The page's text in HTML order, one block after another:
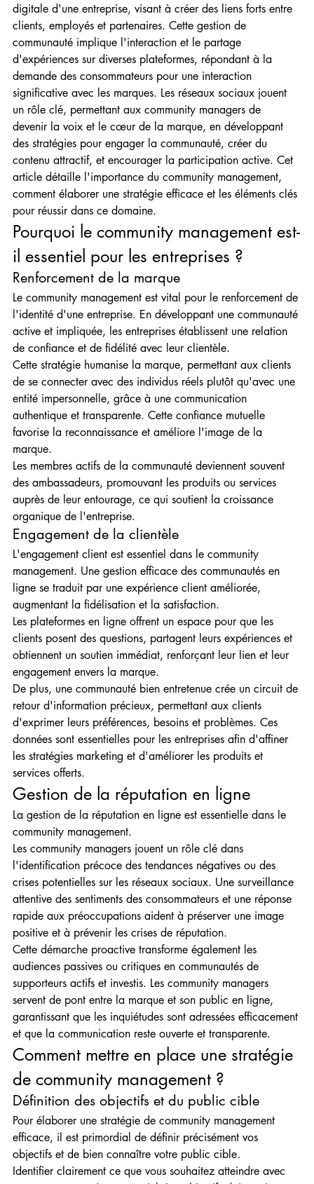
digitale d'une entreprise, visant à créer des liens forts entre
clients, employés et partenaires. Cette gestion de
communauté implique l'interaction et le partage
d'expériences sur diverses plateformes, répondant à la
demande des consommateurs pour une interaction
significative avec les marques. Les réseaux sociaux jouent
un rôle clé, permettant aux community managers de
devenir la voix et le cœur de la marque, en développant
des stratégies pour engager la communauté, créer du
contenu attractif, et encourager la participation active. Cet
article détaille l'importance du community management,
comment élaborer une stratégie efficace et les éléments clés
pour réussir dans ce domaine.
Pourquoi le community management est-
il essentiel pour les entreprises ?
Renforcement de la marque
Le community management est vital pour le renforcement de
l'identité d'une entreprise. En développant une communauté
active et impliquée, les entreprises établissent une relation
de confiance et de fidélité avec leur clientèle.
Cette stratégie humanise la marque, permettant aux clients
de se connecter avec des individus réels plutôt qu'avec une
entité impersonnelle, grâce à une communication
authentique et transparente. Cette confiance mutuelle
favorise la reconnaissance et améliore l'image de la
marque.
Les membres actifs de la communauté deviennent souvent
des ambassadeurs, promouvant les produits ou services
auprès de leur entourage, ce qui soutient la croissance
organique de l'entreprise.
Engagement de la clientèle
L'engagement client est essentiel dans le community
management. Une gestion efficace des communautés en
ligne se traduit par une expérience client améliorée,
augmentant la fidélisation et la satisfaction.
Les plateformes en ligne offrent un espace pour que les
clients posent des questions, partagent leurs expériences et
obtiennent un soutien immédiat, renforçant leur lien et leur
engagement envers la marque.
De plus, une communauté bien entretenue crée un circuit de
retour d'information précieux, permettant aux clients
d'exprimer leurs préférences, besoins et problèmes. Ces
données sont essentielles pour les entreprises afin d'affiner
les stratégies marketing et d'améliorer les produits et
services offerts.
Gestion de la réputation en ligne
La gestion de la réputation en ligne est essentielle dans le
community management.
Les community managers jouent un rôle clé dans
l'identification précoce des tendances négatives ou des
crises potentielles sur les réseaux sociaux. Une surveillance
attentive des sentiments des consommateurs et une réponse
rapide aux préoccupations aident à préserver une image
positive et à prévenir les crises de réputation.
Cette démarche proactive transforme également les
audiences passives ou critiques en communautés de
supporteurs actifs et investis. Les community managers
servent de pont entre la marque et son public en ligne,
garantissant que les inquiétudes sont adressées efficacement
et que la communication reste ouverte et transparente.
Comment mettre en place une stratégie
de community management ?
Définition des objectifs et du public cible
Pour élaborer une stratégie de community management
efficace, il est primordial de définir précisément vos
objectifs et de bien connaître votre public cible.
Identifier clairement ce que vous souhaitez atteindre avec